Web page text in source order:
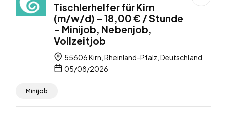
Tischlerhelfer für Kirn
(m/w/d) – 18,00 € / Stunde
– Minijob, Nebenjob,
Vollzeitjob
55606 Kirn, Rheinland-Pfalz, Deutschland
05/08/2026
Minijob